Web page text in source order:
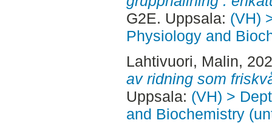
G2E. Uppsala: (VH)
Physiology and
Lahtivuori, Malin,
av ridning som
Uppsala: (VH) >
and Biochemistry